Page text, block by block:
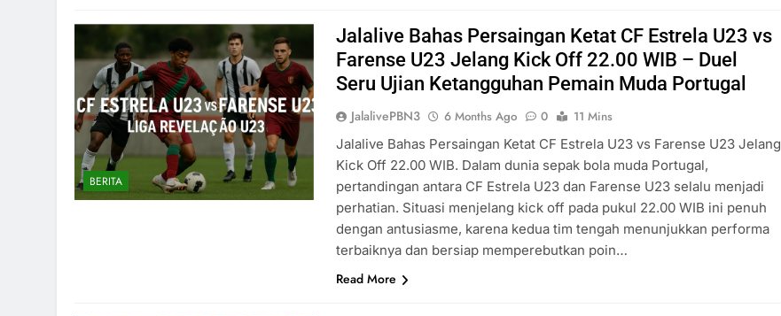
BERITA
Jalalive Bahas Persaingan Ketat CF Estrela U23 vs
Farense U23 Jelang Kick Off 22.00 WIB – Duel
Seru Ujian Ketangguhan Pemain Muda Portugal
JalalivePBN3 6 Months Ago 0
11 Mins
Jalalive Bahas Persaingan Ketat CF Estrela U23 vs Farense U23 Jelang
Kick Off 22.00 WIB. Dalam dunia sepak bola muda Portugal,
pertandingan antara CF Estrela U23 dan Farense U23 selalu menjadi
perhatian. Situasi menjelang kick off pada pukul 22.00 WIB ini penuh
dengan antusiasme, karena kedua tim tengah menunjukkan performa
terbaiknya dan bersiap memperebutkan poin…
Read More